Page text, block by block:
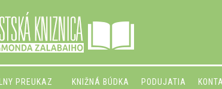
PREUKAZ KNIŽNÁ BÚDKA PODUJATIA